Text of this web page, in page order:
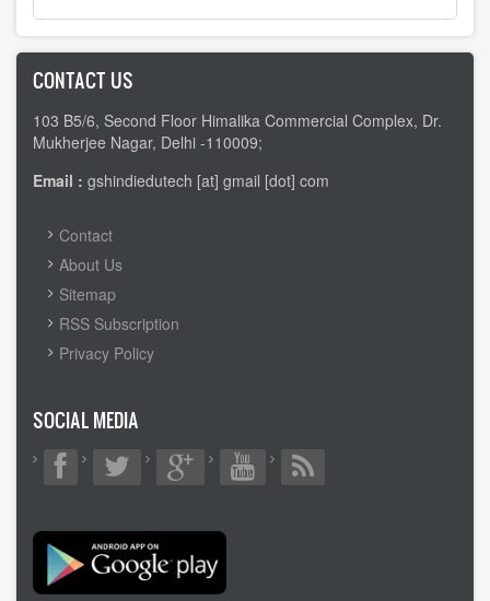
CONTACT US
103 B5/6, Second Floor Himalika Commercial Complex, Dr.
Mukherjee Nagar, Delhi -110009;
Email : gshindiedutech [at] gmail [dot] com
FOOTER
MENU
Contact
About Us
Sitemap
RSS Subscription
Privacy Policy
SOCIAL MEDIA